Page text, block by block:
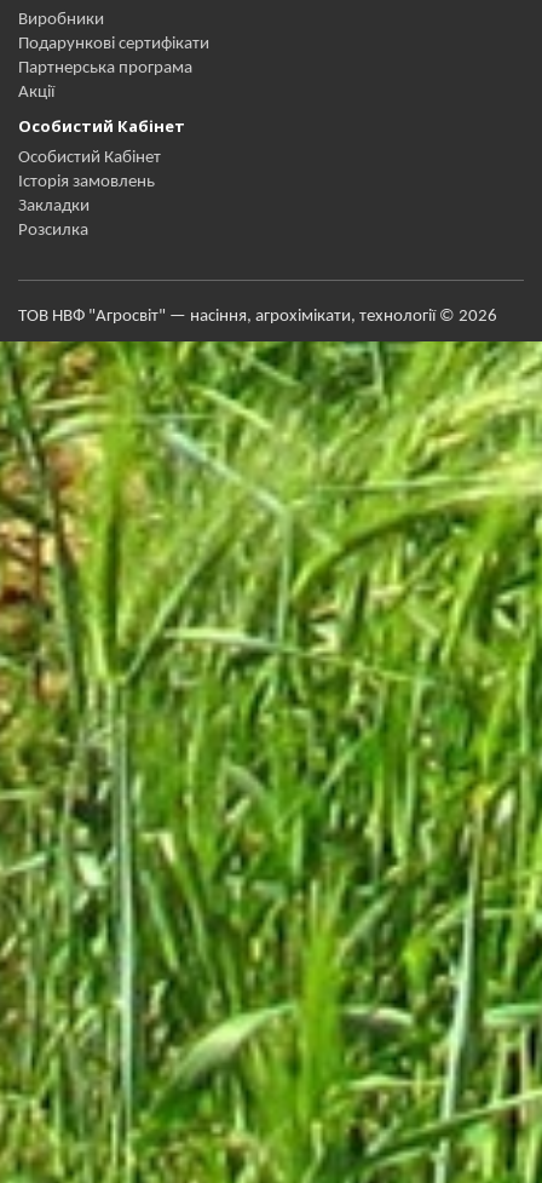
Виробники
Подарункові сертифікати
Партнерська програма
Акції
Особистий Кабінет
Особистий Кабінет
Історія замовлень
Закладки
Розсилка
ТОВ НВФ "Агросвіт" — насіння, агрохімікати, технології © 2026